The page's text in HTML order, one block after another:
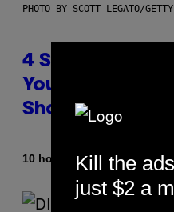
PHOTO BY SCOTT LEGATO/
4 Shoegaze
You Don’t Know
Shoegaze
10 hours agoByStephen
Kill the
just $2 a